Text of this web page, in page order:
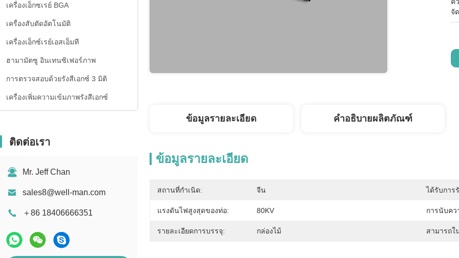
เครื่องเอ็กซเรย์ BGA
เครื่องสับตัดอัตโนมัติ
เครื่องเอ็กซ์เรย์เอสเอ็มที
ฮามามัตซู อินเทนซิเฟอร์ภาพ
การตรวจสอบด้วยรังสีเอกซ์ 3 มิติ
เครื่องเพิ่มความเข้มภาพรังสีเอกซ์
ติดต่อเรา
Mr. Jeff Chan
sales8@well-man.com
＋86 18406666351
จั
ข้อมูลรายละเอียด คำอธิบายผลิตภัณฑ์
ข้อมูลรายละเอียด
สถานที่กำเนิด: จีน ได้รับการ
แรงดันไฟสูงสุดของท่อ: 80KV การนับค
รายละเอียดการบรรจุ: กล่องไม้ สามารถใ